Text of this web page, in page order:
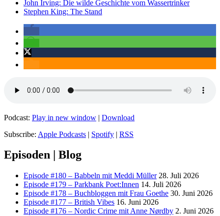
John Irving: Die wilde Geschichte vom Wassertrinker
Stephen King: The Stand
Podcast: Play in new window | Download
Subscribe: Apple Podcasts | Spotify | RSS
Episoden | Blog
Episode #180 – Babbeln mit Meddi Müller 28. Juli 2026
Episode #179 – Parkbank Poet:Innen 14. Juli 2026
Episode #178 – Buchbloggen mit Frau Goethe 30. Juni 2026
Episode #177 – British Vibes 16. Juni 2026
Episode #176 – Nordic Crime mit Anne Nørdby 2. Juni 2026